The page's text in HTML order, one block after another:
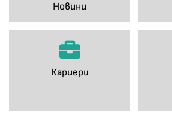
Новини
Кариери